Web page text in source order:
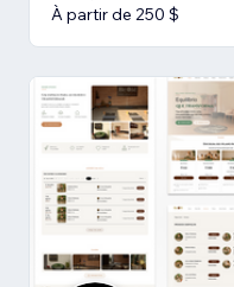
À partir de 250 $